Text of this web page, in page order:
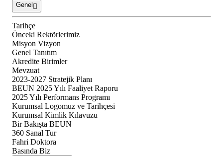
Genel
Tarihçe
Önceki Rektörlerimiz
Misyon Vizyon
Genel Tanıtım
Akredite Birimler
Mevzuat
2023-2027 Stratejik Planı
BEUN 2025 Yılı Faaliyet Raporu
2025 Yılı Performans Programı
Kurumsal Logomuz ve Tarihçesi
Kurumsal Kimlik Kılavuzu
Bir Bakışta BEUN
360 Sanal Tur
Fahri Doktora
Basında Biz